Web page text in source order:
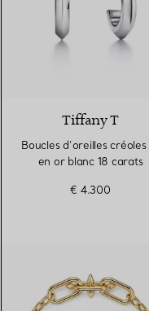
Tiffany T
Boucles d’oreilles créoles
en or blanc 18 carats
€ 4.300